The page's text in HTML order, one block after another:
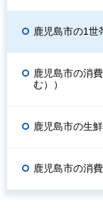
鹿児島市の1世
鹿児島市の消
む））
鹿児島市の生
鹿児島市の消